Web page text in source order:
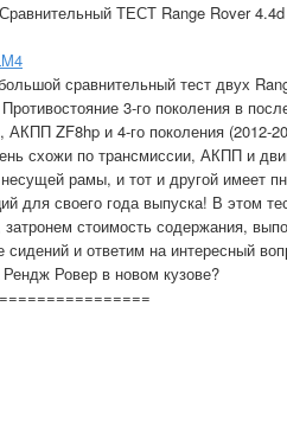
ТЕСТ Range Rover
сравнительный тест двух
3-го поколения в
ZF8hp и 4-го поколения (2012-
схожи по трансмиссии, АКПП и
рамы, и тот и другой имеет
для своего года выпуска! В этом
стоимость содержания,
сидений и ответим на интересный
Ровер в новом кузове?